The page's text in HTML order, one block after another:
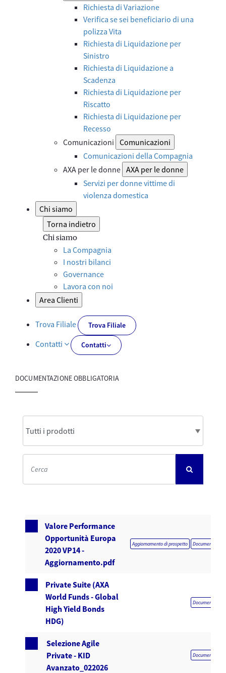
Richiesta di Variazione
Verifica se sei beneficiario di una
polizza Vita
Richiesta di Liquidazione per
Sinistro
Richiesta di Liquidazione a
Scadenza
Richiesta di Liquidazione per
Riscatto
Richiesta di Liquidazione per
Recesso
Comunicazioni Comunicazioni
Comunicazioni della Compagnia
AXA per le donne AXA per le donne
Servizi per donne vittime di
violenza domestica
Chi siamo
Torna indietro
Chi siamo
La Compagnia
I nostri bilanci
Governance
Lavora con noi
Area Clienti
Trova Filiale Trova Filiale
Contatti Contatti
DOCUMENTAZIONE OBBLIGATORIA
Valore Performance
Opportunità Europa
2020 VP14 -
Aggiornamento.pdf
Aggiornamento di prospetto
Private Suite (AXA
World Funds - Global
High Yield Bonds
HDG)
Selezione Agile
Private - KID
Avanzato_022026